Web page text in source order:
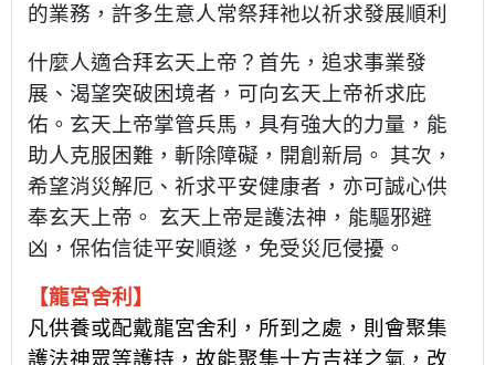
的業務，許多生意人常祭拜祂以祈求發展順利
什麼人適合拜玄天上帝 ？首先，追求事業發
展、渴望突破困境者，可向玄天上帝祈求庇
佑。玄天上帝掌管兵馬，具有強大的力量，能
助人克服困難，斬除障礙，開創新局。 其次，
希望消災解厄、祈求平安健康者，亦可誠心供
奉玄天上帝。 玄天上帝是護法神，能驅邪避
凶，保佑信徒平安順遂，免受災厄侵擾。
【龍宮舍利】
凡供養或配戴龍宮舍利，所到之處，則會聚集
護法神眾等護持，故能聚集十方吉祥之氣，改